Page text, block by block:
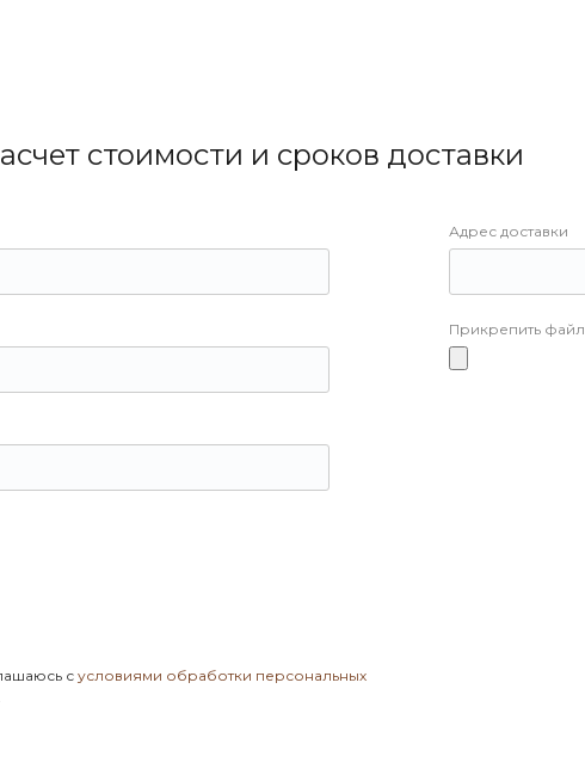
стоимости и сроков доставки
Адрес доставки
Прикрепить файл
сусловиями обработки персональных